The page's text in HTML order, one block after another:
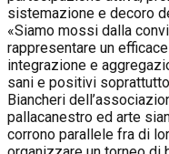
sistemazione e decoro
«Siamo mossi dalla
rappresentare un
integrazione e
sani e positivi
Biancheri
pallacanestro ed​ arte
corrono parallele fra di